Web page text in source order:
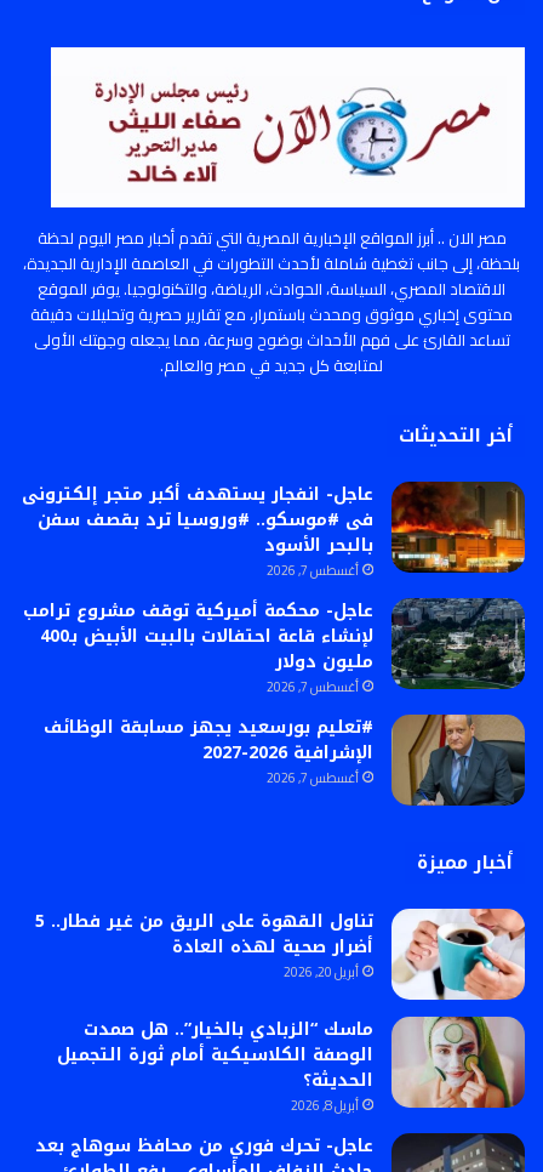
مصر الان .. أبرز المواقع الإخبارية المصرية التي تقدم أخبار مصر اليوم لحظة
بلحظة، إلى جانب تغطية شاملة لأحدث التطورات في العاصمة الإدارية الجديدة،
الاقتصاد المصري، السياسة، الحوادث، الرياضة، والتكنولوجيا. يوفر الموقع
محتوى إخباري موثوق ومحدث باستمرار، مع تقارير حصرية وتحليلات دقيقة
تساعد القارئ على فهم الأحداث بوضوح وسرعة، مما يجعله وجهتك الأولى
لمتابعة كل جديد في مصر والعالم.
أخر التحديثات
عاجل- انفجار يستهدف أكبر متجر إلكترونى
فى #موسكو.. #وروسيا ترد بقصف سفن
بالبحر الأسود
أغسطس 7, 2026
عاجل- محكمة أميركية توقف مشروع ترامب
لإنشاء قاعة احتفالات بالبيت الأبيض بـ400
مليون دولار
أغسطس 7, 2026
#تعليم بورسعيد يجهز مسابقة الوظائف
الإشرافية 2026-2027
أغسطس 7, 2026
أخبار مميزة
تناول القهوة على الريق من غير فطار.. 5
أضرار صحية لهذه العادة
أبريل 20, 2026
​ماسك “الزبادي بالخيار”.. هل صمدت
الوصفة الكلاسيكية أمام ثورة التجميل
الحديثة؟
أبريل 8, 2026
عاجل- تحرك فوري من محافظ سوهاج بعد